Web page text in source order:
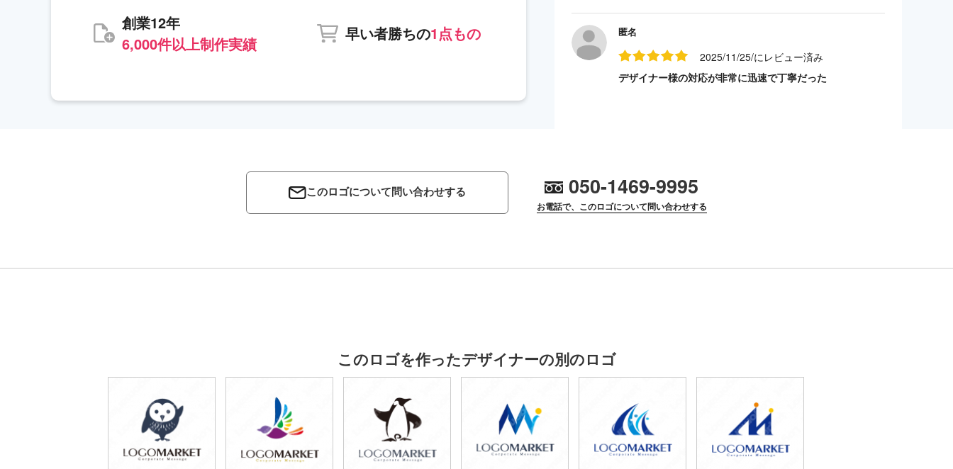
創業12年
6,000件以上制作実績
早い者勝ちの1点もの 匿名
2025/11/25/にレビュー済み
デザイナー様の対応が非常に迅速で丁寧だった
このロゴについて問い合わせする 050-1469-9995
お電話で、このロゴについて問い合わせする
このロゴを作ったデザイナーの別のロゴ